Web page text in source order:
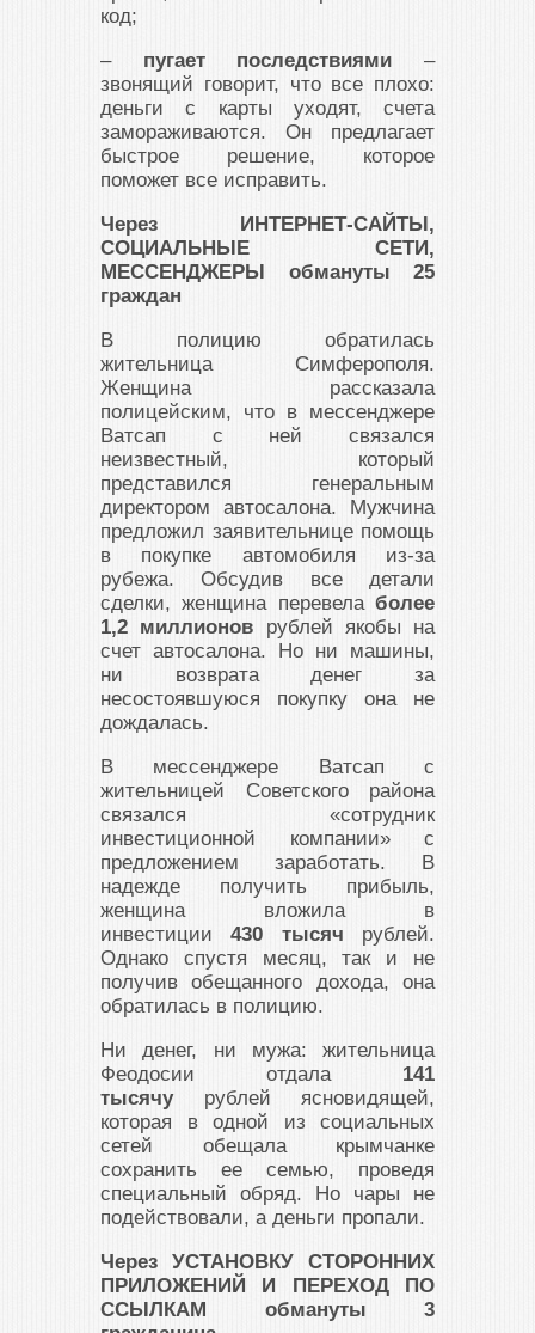
код;
– пугает последствиями–
звонящий говорит, что все плохо:
деньги с карты уходят, счета
замораживаются. Он предлагает
быстрое решение, которое
поможет все исправить.
Через ИНТЕРНЕТ-САЙТЫ,
СОЦИАЛЬНЫЕ СЕТИ,
МЕССЕНДЖЕРЫ обмануты 25
граждан
В полицию обратилась
жительница Симферополя.
Женщина рассказала
полицейским, что в мессенджере
Ватсап с ней связался
неизвестный, который
представился генеральным
директором автосалона. Мужчина
предложил заявительнице помощь
в покупке автомобиля из-за
рубежа. Обсудив все детали
сделки, женщина перевела более
1,2 миллионов рублей якобы на
счет автосалона. Но ни машины,
ни возврата денег за
несостоявшуюся покупку она не
дождалась.
В мессенджере Ватсап с
жительницей Советского района
связался «сотрудник
инвестиционной компании» с
предложением заработать. В
надежде получить прибыль,
женщина вложила в
инвестиции430 тысяч рублей.
Однако спустя месяц, так и не
получив обещанного дохода, она
обратилась в полицию.
Ни денег, ни мужа: жительница
Феодосии отдала 141
тысячурублей ясновидящей,
которая в одной из социальных
сетей обещала крымчанке
сохранить ее семью, проведя
специальный обряд. Но чары не
подействовали, а деньги пропали.
Через УСТАНОВКУ СТОРОННИХ
ПРИЛОЖЕНИЙ И ПЕРЕХОД ПО
ССЫЛКАМ обмануты 3